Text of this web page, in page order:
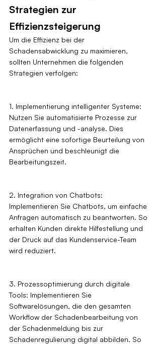
Strategien zur
Effizienzsteigerung
Um die Effizienz bei der
Schadensabwicklung zu maximieren,
sollten Unternehmen die folgenden
Strategien verfolgen:
1. Implementierung intelligenter Systeme:
Nutzen Sie automatisierte Prozesse zur
Datenerfassung und -analyse. Dies
ermöglicht eine sofortige Beurteilung von
Ansprüchen und beschleunigt die
Bearbeitungszeit.
2. Integration von Chatbots:
Implementieren Sie Chatbots, um einfache
Anfragen automatisch zu beantworten. So
erhalten Kunden direkte Hilfestellung und
der Druck auf das Kundenservice-Team
wird reduziert.
3. Prozessoptimierung durch digitale
Tools: Implementieren Sie
Softwarelösungen, die den gesamten
Workflow der Schadenbearbeitung von
der Schadenmeldung bis zur
Schadenregulierung digital abbilden. So